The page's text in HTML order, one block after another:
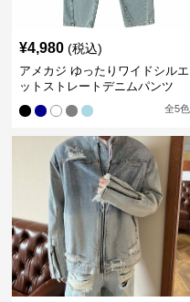
¥4,980 (税込)
アメカジ ゆったりワイドシルエ
ットストレートデニムパンツ
全5色